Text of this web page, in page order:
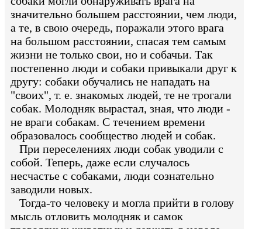
значительно большем расстоянии, чем люди,
а те, в свою очередь, поражали этого врага
на большом расстоянии, спасая тем самым
жизни не только свои, но и собачьи. Так
постепенно люди и собаки привыкали друг к
другу: собаки обучались не нападать на
"своих", т. е. знакомых людей, те не трогали
собак. Молодняк вырастал, зная, что люди -
не враги собакам. С течением времени
образовалось сообщество людей и собак.
При переселениях люди собак уводили с
собой. Теперь, даже если случалось
несчастье с собаками, люди сознательно
заводили новых.
Тогда-то человеку и могла прийти в голову
мысль отловить молодняк и самок